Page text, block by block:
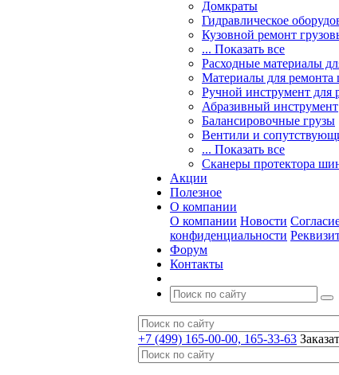
Домкраты
Гидравлическое
Кузовной ремонт
... Показать все
Расходные материалы
Материалы для
Ручной инструмент для
Абразивный инструмент
Балансировочные грузы
Вентили и
... Показать все
Сканеры протектора
Акции
Полезное
О компании
О компании Новости
конфиденциальности
Форум
Контакты
+7 (499) 165-00-00, 165-33-63